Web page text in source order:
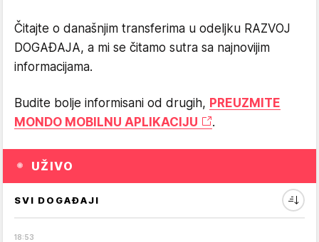
Čitajte o današnjim transferima u odeljku RAZVOJ
DOGAĐAJA, a mi se čitamo sutra sa najnovijim
informacijama.
Budite bolje informisani od drugih, PREUZMITE
MONDO MOBILNU APLIKACIJU
.
UŽIVO
SVI DOGAĐAJI
18:53